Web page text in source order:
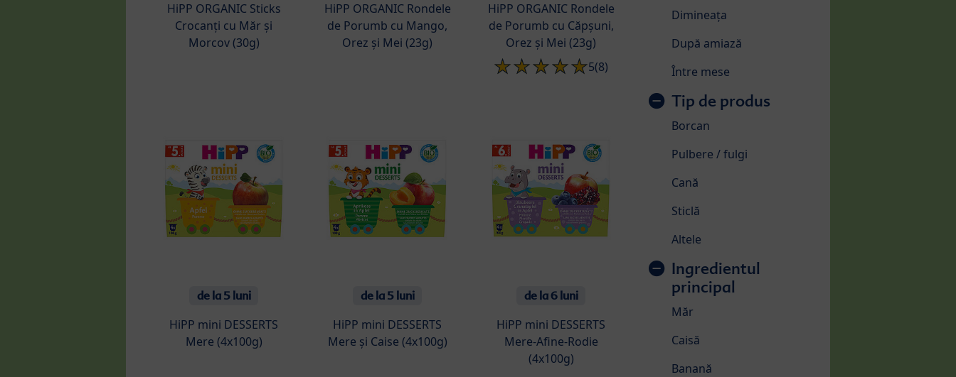
Dimineața
După amiază
Între mese
Tip de produs
Borcan
Pulbere / fulgi
Cană
Sticlă
Altele
Ingredientul
principal
Măr
Caisă
Banană
HiPP ORGANIC Sticks
Crocanți cu Măr și
Morcov (30g)
HiPP ORGANIC Rondele
de Porumb cu Mango,
Orez și Mei (23g)
HiPP ORGANIC Rondele
de Porumb cu Căpșuni,
Orez și Mei (23g)
5(8)
de la 5 luni
HiPP mini DESSERTS
Mere (4x100g)
de la 5 luni
HiPP mini DESSERTS
Mere și Caise (4x100g)
de la 6 luni
HiPP mini DESSERTS
Mere-Afine-Rodie
(4x100g)